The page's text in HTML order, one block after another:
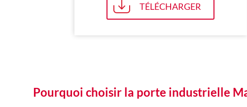
TÉLÉCHARGER
Pourquoi choisir la porte industrielle